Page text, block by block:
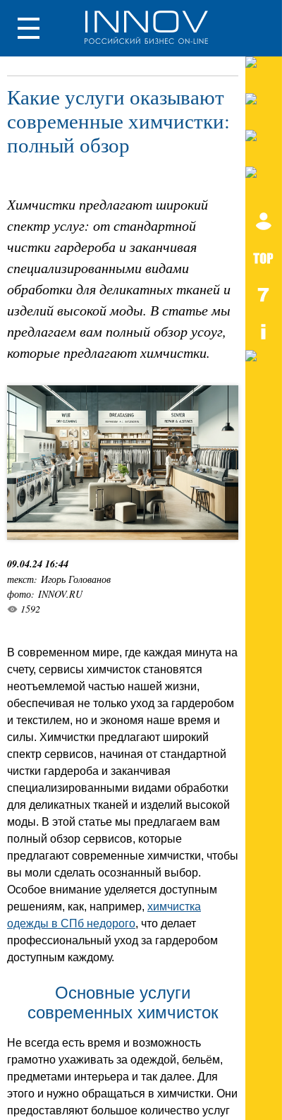
Какие услуги оказывают
современные химчистки:
полный обзор
Химчистки предлагают широкий
спектр услуг: от стандартной
чистки гардероба и заканчивая
специализированными видами
обработки для деликатных тканей и
изделий высокой моды. В статье мы
предлагаем вам полный обзор усоуг,
которые предлагают химчистки.
09.04.24 16:44
текст: Игорь Голованов
фото: INNOV.RU
1592
В современном мире, где каждая минута на
счету, сервисы химчисток становятся
неотъемлемой частью нашей жизни,
обеспечивая не только уход за гардеробом
и текстилем, но и экономя наше время и
силы. Химчистки предлагают широкий
спектр сервисов, начиная от стандартной
чистки гардероба и заканчивая
специализированными видами обработки
для деликатных тканей и изделий высокой
моды. В этой статье мы предлагаем вам
полный обзор сервисов, которые
предлагают современные химчистки, чтобы
вы моли сделать осознанный выбор.
Особое внимание уделяется доступным
решениям, как, например, химчистка
одежды в СПб недорого, что делает
профессиональный уход за гардеробом
доступным каждому.
Основные услуги
современных химчисток
Не всегда есть время и возможность
грамотно ухаживать за одеждой, бельём,
предметами интерьера и так далее. Для
этого и нужно обращаться в химчистки. Они
предоставляют большое количество услуг